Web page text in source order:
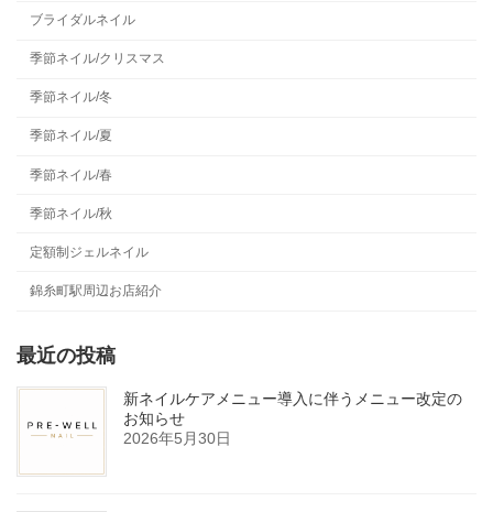
ブライダルネイル
季節ネイル/クリスマス
季節ネイル/冬
季節ネイル/夏
季節ネイル/春
季節ネイル/秋
定額制ジェルネイル
錦糸町駅周辺お店紹介
最近の投稿
新ネイルケアメニュー導入に伴うメニュー改定の
お知らせ
2026年5月30日